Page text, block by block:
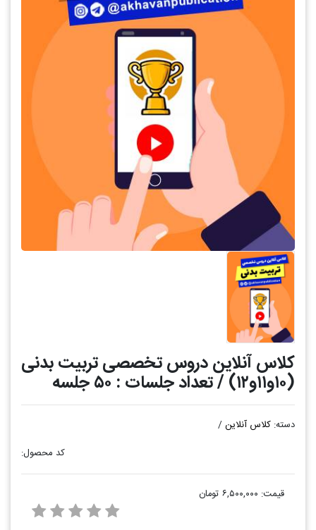
کلاس آنلاین دروس تخصصی تربیت بدنی
(۱۰و۱۱و۱۲) / تعداد جلسات : ۵۰ جلسه
دسته: کلاس آنلاین/
کد محصول:
قیمت: ۶,۵۰۰,۰۰۰ تومان